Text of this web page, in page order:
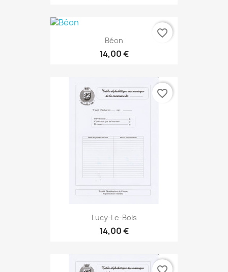
Béon
14,00 €
favorite_border
Lucy-Le-Bois
14,00 €
favorite_border